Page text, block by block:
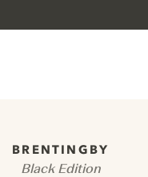
BRENTINGBY
Black Edition